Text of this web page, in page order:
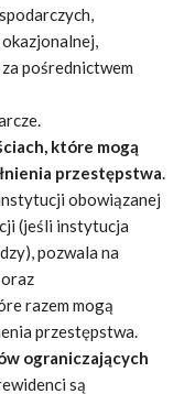
pośrednictwem
które mogą
przestępstwa.
obowiązanej
(jeśli instytucja
pozwala na
razem mogą
przestępstwa.
ograniczających
są